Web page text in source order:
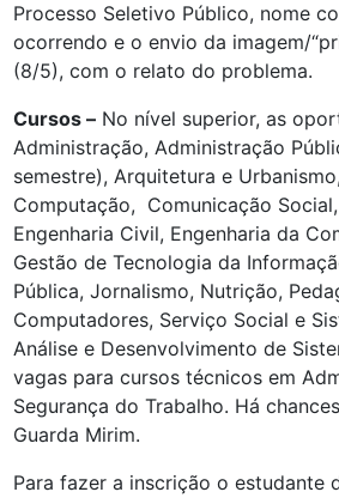
Processo Seletivo Público, nome
ocorrendo e o envio da imagem/
(8/5), com o relato do problema.
Cursos – No nível superior, as
Administração, Administração
semestre), Arquitetura e
Computação, Comunicação
Engenharia Civil, Engenharia da
Gestão de Tecnologia da
Pública, Jornalismo, Nutrição,
Computadores, Serviço Social e
Análise e Desenvolvimento de
vagas para cursos técnicos em
Segurança do Trabalho. Há
Guarda Mirim.
Para fazer a inscrição o estudante